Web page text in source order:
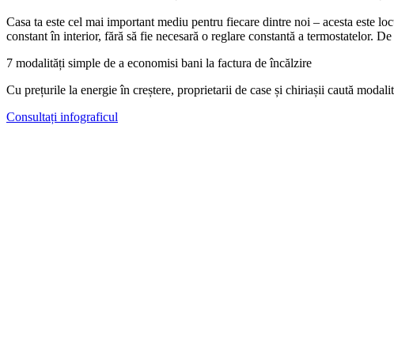
Casa ta este cel mai important mediu pentru fiecare dintre noi – acesta este
constant în interior, fără să fie necesară o reglare constantă a termostatelor.
7 modalități simple de a economisi bani la factura de încălzire
Cu prețurile la energie în creștere, proprietarii de case și chiriașii caută
Consultați infograficul